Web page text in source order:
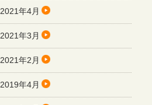
2021年4月
2021年3月
2021年2月
2019年4月